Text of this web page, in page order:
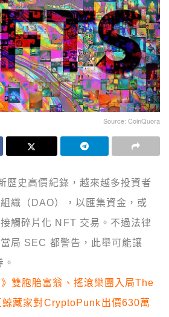
Source: CoinQuora
歷史高價紀錄，越來越多投資者
織（DAO），以匯集資金，或
觸碎片化 NFT 交易。不過法律
局 SEC 都警告，此舉可能讓
雙胞胎富翁、搖滾樂團入局The
藏家對CryptoPunk出價630萬